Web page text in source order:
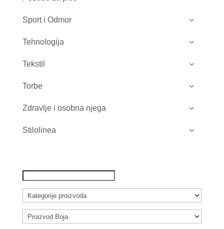
Sport i Odmor
Tehnologija
Tekstil
Torbe
Zdravlje i osobna njega
Stilolinea